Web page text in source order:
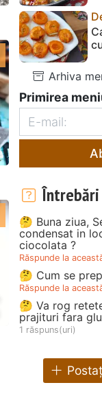
Arhiva
Primirea
Întrebări
🤔 Buna ziua,
condensat in
ciocolata ?
Răspunde la
🤔 Cum se
Răspunde la
🤔 Va rog
prajituri fara
1 răspuns(uri)